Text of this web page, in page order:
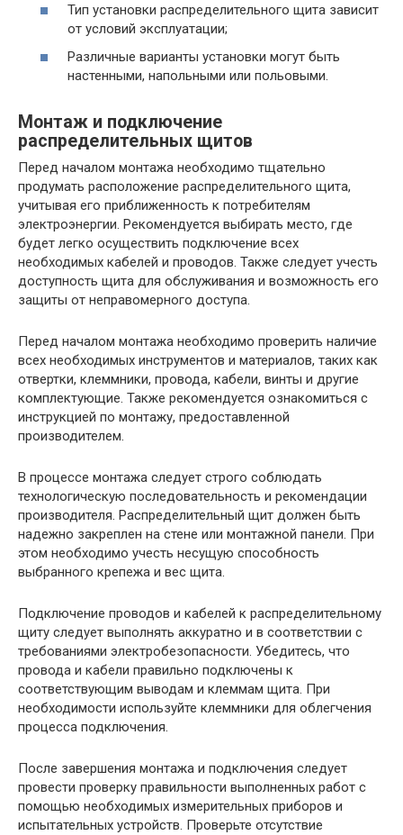
Тип установки распределительного щита зависит
от условий эксплуатации;
Различные варианты установки могут быть
настенными, напольными или польовыми.
Монтаж и подключение
распределительных щитов
Перед началом монтажа необходимо тщательно
продумать расположение распределительного щита,
учитывая его приближенность к потребителям
электроэнергии. Рекомендуется выбирать место, где
будет легко осуществить подключение всех
необходимых кабелей и проводов. Также следует учесть
доступность щита для обслуживания и возможность его
защиты от неправомерного доступа.
Перед началом монтажа необходимо проверить наличие
всех необходимых инструментов и материалов, таких как
отвертки, клеммники, провода, кабели, винты и другие
комплектующие. Также рекомендуется ознакомиться с
инструкцией по монтажу, предоставленной
производителем.
В процессе монтажа следует строго соблюдать
технологическую последовательность и рекомендации
производителя. Распределительный щит должен быть
надежно закреплен на стене или монтажной панели. При
этом необходимо учесть несущую способность
выбранного крепежа и вес щита.
Подключение проводов и кабелей к распределительному
щиту следует выполнять аккуратно и в соответствии с
требованиями электробезопасности. Убедитесь, что
провода и кабели правильно подключены к
соответствующим выводам и клеммам щита. При
необходимости используйте клеммники для облегчения
процесса подключения.
После завершения монтажа и подключения следует
провести проверку правильности выполненных работ с
помощью необходимых измерительных приборов и
испытательных устройств. Проверьте отсутствие